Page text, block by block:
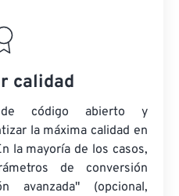
calidad
de código abierto y
la máxima calidad en
la mayoría de los casos,
de conversión
avanzada" (opcional,